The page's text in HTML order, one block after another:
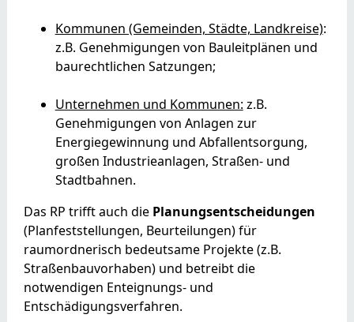
Kommunen (Gemeinden, Städte, Landkreise):
z.B. Genehmigungen von Bauleitplänen und
baurechtlichen Satzungen;
Unternehmen und Kommunen: z.B.
Genehmigungen von Anlagen zur
Energiegewinnung und Abfallentsorgung,
großen Industrieanlagen, Straßen- und
Stadtbahnen.
Das RP trifft auch die Planungsentscheidungen
(Planfeststellungen, Beurteilungen) für
raumordnerisch bedeutsame Projekte (z.B.
Straßenbauvorhaben) und betreibt die
notwendigen Enteignungs- und
Entschädigungsverfahren.